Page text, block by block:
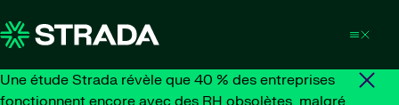
Une étude Strada révèle que 40 % des entreprises
fonctionnent encore avec des RH obsolètes, malgré